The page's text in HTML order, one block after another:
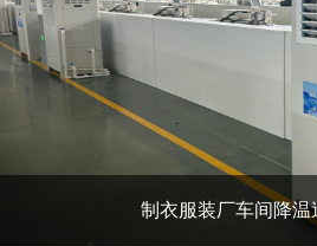
制衣服装厂车间降温